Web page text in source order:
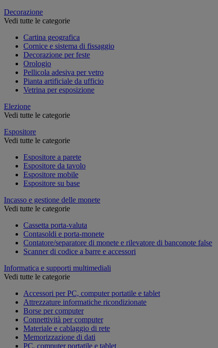
Decorazione
Vedi tutte le categorie
Cartina geografica
Cornice e sistema di fissaggio
Decorazione per feste
Orologio
Pellicola adesiva per vetro
Pianta artificiale da ufficio
Vetrina per esposizione
Elezione
Vedi tutte le categorie
Espositore
Vedi tutte le categorie
Espositore a parete
Espositore da tavolo
Espositore mobile
Espositore su base
Incasso e gestione delle monete
Vedi tutte le categorie
Cassetta porta-valuta
Contasoldi e porta-monete
Contatore/separatore di monete e rilevatore di banconote false
Scanner di codice a barre e accessori
Informatica e supporti multimediali
Vedi tutte le categorie
Accessori per PC, computer portatile e tablet
Attrezzature informatiche ricondizionate
Borse per computer
Connettività per computer
Materiale e cablaggio di rete
Memorizzazione di dati
PC, computer portatile e tablet